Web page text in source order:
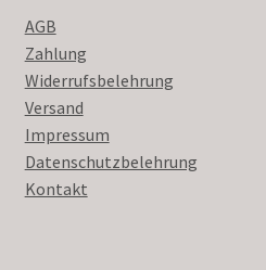
AGB
Zahlung
Widerrufsbelehrung
Versand
Impressum
Datenschutzbelehrung
Kontakt